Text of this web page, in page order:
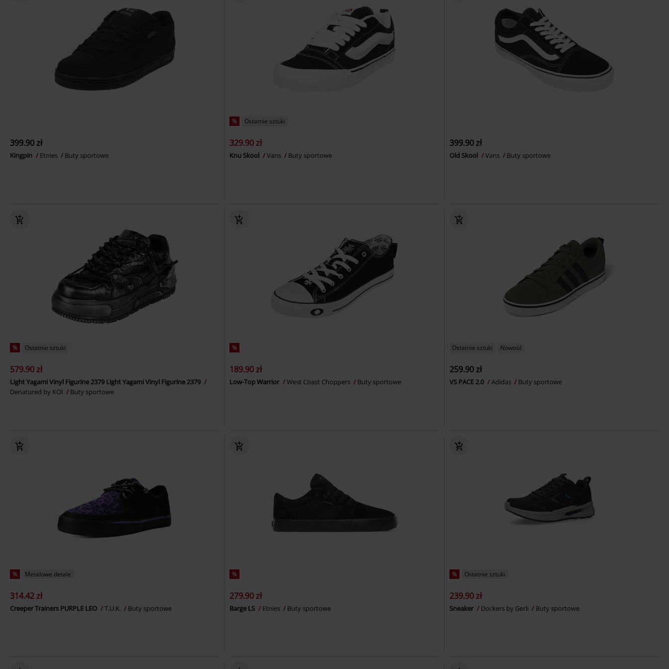
399.90 zł
Kingpin Etnies Buty sportowe
% Ostatnie sztuki
329.90 zł
Knu Skool Vans Buty sportowe
399.90 zł
Old Skool Vans Buty sportowe
% Ostatnie sztuki
579.90 zł
Light Yagami Vinyl Figurine 2379 Light Yagami Vinyl Figurine 2379
Denatured by KOI
Buty sportowe
%
189.90 zł
Low-Top Warrior West Coast Choppers Buty sportowe
Ostatnie sztuki Nowość
259.90 zł
VS PACE 2.0 Adidas Buty sportowe
% Metalowe detale
314.42 zł
Creeper Trainers PURPLE LEO T.U.K. Buty sportowe
%
279.90 zł
Barge LS Etnies Buty sportowe
% Ostatnie sztuki
239.90 zł
Sneaker Dockers by Gerli Buty sportowe